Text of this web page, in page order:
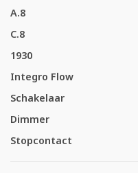
A.8
C.8
1930
Integro Flow
Schakelaar
Dimmer
Stopcontact